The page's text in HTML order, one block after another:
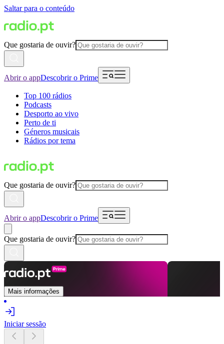
Saltar para o conteúdo
Que gostaria de ouvir?
Abrir o appDescobrir o Prime
Top 100 rádios
Podcasts
Desporto ao vivo
Perto de ti
Géneros musicais
Rádios por tema
Que gostaria de ouvir?
Abrir o appDescobrir o Prime
Que gostaria de ouvir?
Mais informações
Iniciar sessão